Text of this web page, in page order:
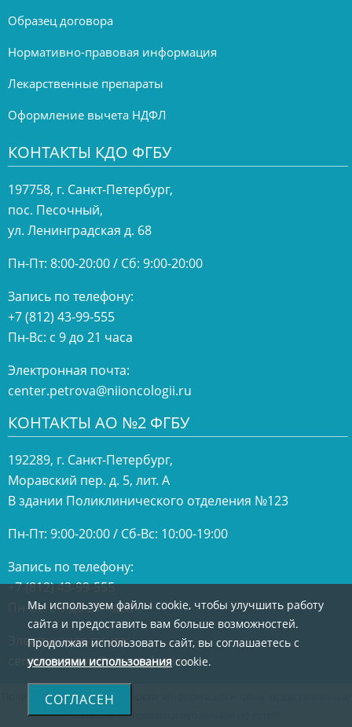
Мы используем файлы cookie, чтобы улучшить работу
сайта и предоставить вам больше возможностей.
Продолжая использовать сайт, вы соглашаетесь с
условиями использования cookie.
СОГЛАСЕН
Образец договора
Нормативно-правовая информация
Лекарственные препараты
Оформление вычета НДФЛ
КОНТАКТЫ КДО ФГБУ
197758, г. Санкт-Петербург,
пос. Песочный,
ул. Ленинградская д. 68
Пн-Пт: 8:00-20:00 / Сб: 9:00-20:00
Запись по телефону:
+7 (812) 43-99-555
Пн-Вс: с 9 до 21 часа
Электронная почта:
center.petrova@niioncologii.ru
КОНТАКТЫ АО №2 ФГБУ
192289, г. Санкт-Петербург,
Моравский пер. д. 5, лит. А
В здании Поликлинического отделения №123
Пн-Пт: 9:00-20:00 / Сб-Вс: 10:00-19:00
Запись по телефону:
+7 (812) 43-99-555
Пн-Вс: с 9 до 21 часа
Электронная почта:
center.petrova@niioncologii.ru
Политика конфиденциальности
на сайте, не являются публичной офертой